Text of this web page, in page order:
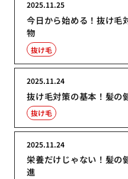
今日から始める！抜け毛
物
2025.11.25
抜け毛
抜け毛対策の基本！髪の
2025.11.24
抜け毛
栄養だけじゃない！髪の
進
2025.11.24